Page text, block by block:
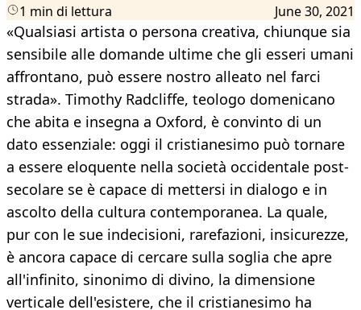
1 min di lettura June 30, 2021
«Qualsiasi artista o persona creativa, chiunque sia
sensibile alle domande ultime che gli esseri umani
affrontano, può essere nostro alleato nel farci
strada». Timothy Radcliffe, teologo domenicano
che abita e insegna a Oxford, è convinto di un
dato essenziale: oggi il cristianesimo può tornare
a essere eloquente nella società occidentale post-
secolare se è capace di mettersi in dialogo e in
ascolto della cultura contemporanea. La quale,
pur con le sue indecisioni, rarefazioni, insicurezze,
è ancora capace di cercare sulla soglia che apre
all'infinito, sinonimo di divino, la dimensione
verticale dell'esistere, che il cristianesimo ha